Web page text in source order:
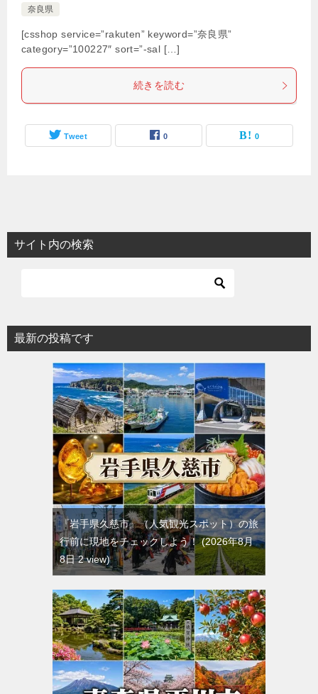
奈良県
[csshop service=”rakuten” keyword=”奈良県”
category=”100227″ sort=”-sal […]
続きを読む
Tweet 0 0
サイト内の検索
最新の投稿です
『岩手県久慈市』（人気観光スポット）の旅
行前に現地をチェックしよう！ 2026年8月
8日 2 view